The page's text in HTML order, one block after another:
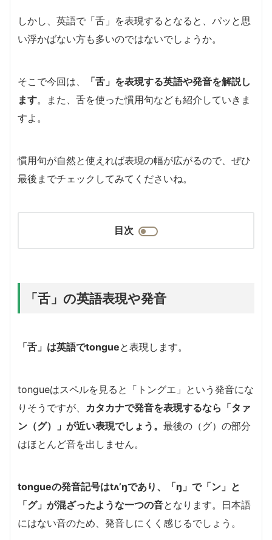
しかし、英語で「舌」を表現するとなると、パッと思
い浮かばない方も多いのではないでしょうか。
そこで今回は、
「舌」を表現する英語や発音を解説し
ます。また、舌を使った慣用句なども紹介していきま
すよ。
慣用句が自然と使えれば表現の幅が広がるので、ぜひ
最後までチェックしてみてくださいね。
目次
「舌」の英語表現や発音
「舌」は英語でtongueと表現します。
tongueはスペルを見ると「トングエ」という発音にな
りそうですが、 カタカナで発音を表現するなら「タァ
ン（グ）」が近い表現でしょう。 最後の（グ）の部分
はほとんど音を出しません。
tongueの発音記号はtʌ’ŋであり、「ŋ」で「ン」と
「グ」が混ざったような一つの音となります。日本語
にはない音のため、発音しにくく感じるでしょう。